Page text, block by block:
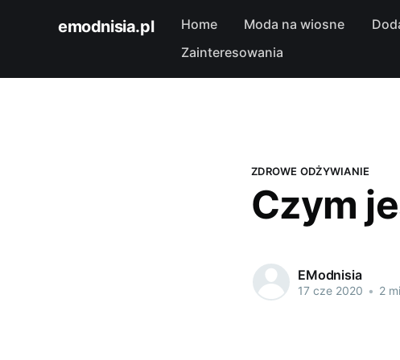
emodnisia.pl Home Moda na wiosne
Zainteresowania
ZDROWE ODŻYWIANIE
Czym
EModnisia
17 cze 2020 • 2